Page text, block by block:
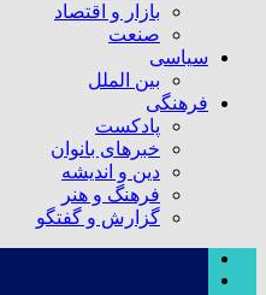
بازار و اقتصاد
صنعت
سیاسی
بین الملل
فرهنگی
پادکست
خبرهای بانوان
دین و اندیشه
فرهنگ و هنر
گزارش و گفتگو